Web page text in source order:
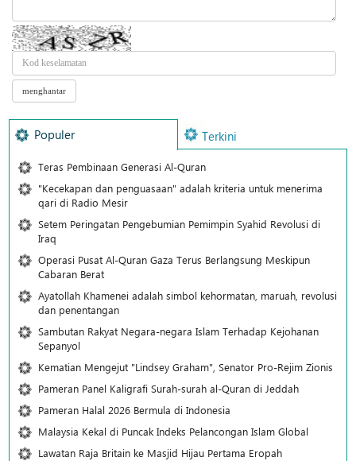
Populer Terkini
Teras Pembinaan Generasi Al-Quran
"Kecekapan dan penguasaan" adalah kriteria untuk menerima
qari di Radio Mesir
Setem Peringatan Pengebumian Pemimpin Syahid Revolusi di
Iraq
Operasi Pusat Al-Quran Gaza Terus Berlangsung Meskipun
Cabaran Berat
Ayatollah Khamenei adalah simbol kehormatan, maruah, revolusi
dan penentangan
Sambutan Rakyat Negara-negara Islam Terhadap Kejohanan
Sepanyol
Kematian Mengejut "Lindsey Graham", Senator Pro-Rejim Zionis
Pameran Panel Kaligrafi Surah-surah al-Quran di Jeddah
Pameran Halal 2026 Bermula di Indonesia
Malaysia Kekal di Puncak Indeks Pelancongan Islam Global
Lawatan Raja Britain ke Masjid Hijau Pertama Eropah